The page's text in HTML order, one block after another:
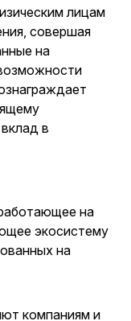
лицам
совершая
на
в
на
экосистему
на
компаниям и